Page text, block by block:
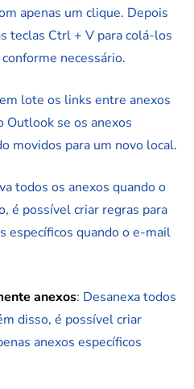
apenas um clique. Depois
teclas Ctrl + V para colá-los
necessário.
lote os links entre anexos
Outlook se os anexos
movidos para um novo local.
todos os anexos quando o
é possível criar regras para
específicos quando o e-mail
anexos: Desanexa todos
disso, é possível criar
anexos específicos